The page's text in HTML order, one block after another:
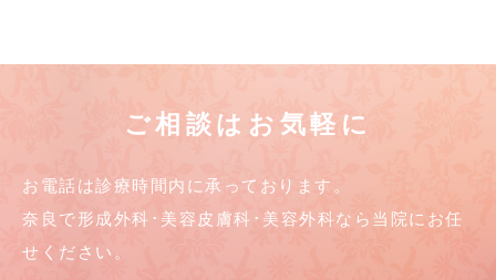
ご相談はお気軽に
お電話は診療時間内に承っております。
奈良で形成外科･美容皮膚科･美容外科なら当院にお任
せください。